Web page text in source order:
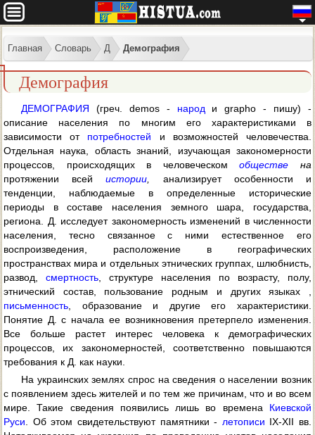
Главная Словарь Д Демография
Демография
ДЕМОГРАФИЯ (греч. demos - народ и grapho - пишу) -
описание населения по многим его характеристиками в
зависимости от потребностей и возможностей человечества.
Отдельная наука, область знаний, изучающая закономерности
процессов, происходящих в человеческомобществе на
протяжении всейистории
анализирует особенности и
тенденции, наблюдаемые в определенные исторические
периоды в составе населения земного шара, государства,
региона. Д. исследует закономерность изменений в численности
населения, тесно связанное с ними естественное его
воспроизведения, расположение в географических
пространствах мира и отдельных этнических группах, шлюбнисть,
развод, смертность , структуре населения по возрасту, полу,
этнический состав, пользование родным и других языках ,
письменность , образование и другие его характеристики.
Понятие Д. с начала ее возникновения претерпело изменения.
Все больше растет интерес человека к демографических
процессов, их закономерностей, соответственно повышаются
требования к Д. как науки.
На украинских землях спрос на сведения о населении возник
с появлением здесь жителей и по тем же причинам, что и во всем
мире. Такие сведения появились лишь во времена Киевской
Руси . Об этом свидетельствуют памятники - летописи IX-XII вв.